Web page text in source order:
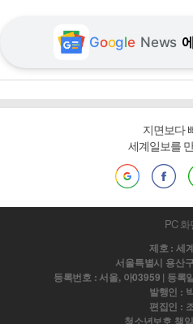
Google News
지면보다
세계일보를
PC 화
제호 : 세
서울특별시 용산
등록번호 : 서울, 아03959 | 등록
발행인 :
편집인 :
청소년보호 책